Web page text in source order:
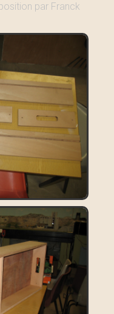
par Franck